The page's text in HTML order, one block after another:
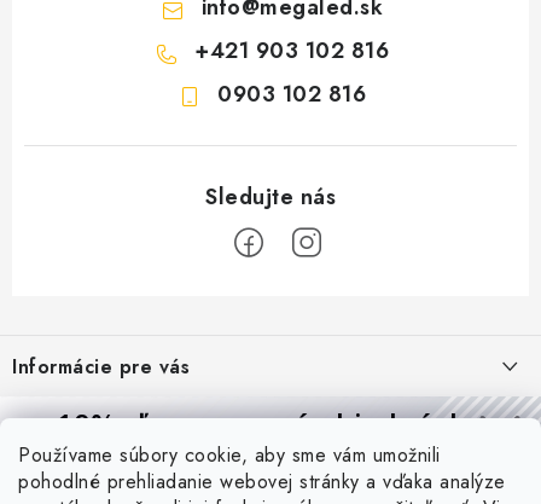
Používame súbory cookie, aby sme vám umožnili
pohodlné prehliadanie webovej stránky a vďaka analýze
info@megaled.sk
+421 903 102 816
0903 102 816
p
ä
Informácie pre vás
Reklamácie a formulár na odstúpenie od zmluvy
Obchodné podmienky
Blog
10% zľavana prvú objednávku
Prihláste sa azískajtezľavu aj praktické tipy,vďaka ktorým
budete svietiť lepšie a platiť menej.